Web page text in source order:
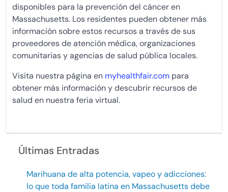
disponibles para la prevención del cáncer en
Massachusetts. Los residentes pueden obtener más
información sobre estos recursos a través de sus
proveedores de atención médica, organizaciones
comunitarias y agencias de salud pública locales.
Visita nuestra página en myhealthfair.com para
obtener más información y descubrir recursos de
salud en nuestra feria virtual.
Últimas Entradas
Marihuana de alta potencia, vapeo y adicciones:
lo que toda familia latina en Massachusetts debe